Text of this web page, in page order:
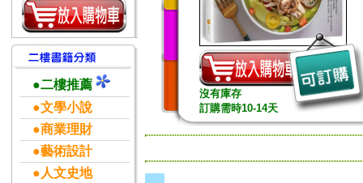
●二樓推薦
●文學小說
●商業理財
●藝術設計
●人文史地
沒有庫存
訂購需時10-14天